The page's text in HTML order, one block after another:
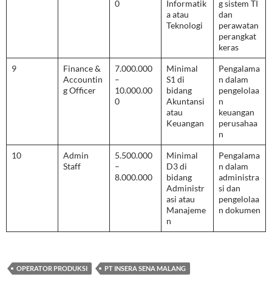
0
Informatik
a atau
Teknologi
g sistem TI
dan
perawatan
perangkat
keras
9
Finance &
Accountin
g Officer
7.000.000
–
10.000.00
0
Minimal
S1 di
bidang
Akuntansi
atau
Keuangan
Pengalama
n dalam
pengelolaa
n
keuangan
perusahaa
n
10
Admin
Staff
5.500.000
–
8.000.000
Minimal
D3 di
bidang
Administr
asi atau
Manajeme
n
Pengalama
n dalam
administra
si dan
pengelolaa
n dokumen
OPERATOR PRODUKSI PT INSERA SENA MALANG